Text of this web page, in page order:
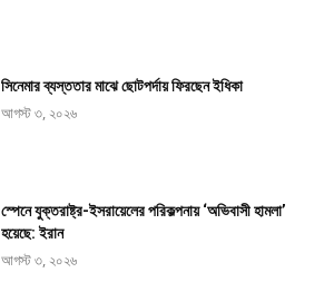
সিনেমার ব্যস্ততার মাঝে ছোটপর্দায় ফিরছেন ইধিকা
আগস্ট ৩, ২০২৬
স্পেনে যুক্তরাষ্ট্র-ইসরায়েলের পরিকল্পনায় ‘অভিবাসী হামলা’
হয়েছে: ইরান
আগস্ট ৩, ২০২৬